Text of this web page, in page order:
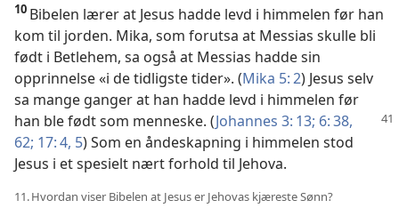
10 Bibelen lærer at Jesus hadde levd i himmelen før han
kom til jorden. Mika, som forutsa at Messias skulle bli
født i Betlehem, sa også at Messias hadde sin
opprinnelse «i de tidligste tider». (Mika 5: 2) Jesus selv
sa mange ganger at han hadde levd i himmelen før
han ble født som menneske. (Johannes 3: 13; 6: 38,
62; 17: 4, 5) Som en åndeskapning i himmelen stod
Jesus i et spesielt nært forhold til Jehova.
11. Hvordan viser Bibelen at Jesus er Jehovas kjæreste Sønn?